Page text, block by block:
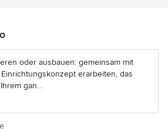
oder ausbauen: gemeinsam mit
erarbeiten, das
gan...